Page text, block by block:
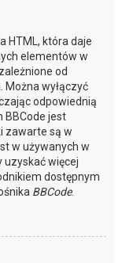
HTML, która daje
elementów w
od
wyłączyć
odpowiednią
BBCode jest
zawarte są w
w używanych w
uzyskać więcej
dostępnym
BBCode.